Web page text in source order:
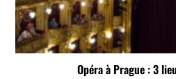
Opéra à Prague : 3